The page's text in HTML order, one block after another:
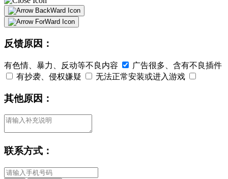
反馈原因：
有色情、暴力、反动等不良内容
广告很多、含有不良插件
有抄袭、侵权嫌疑
无法正常安装或进入游戏
其他原因：
联系方式：